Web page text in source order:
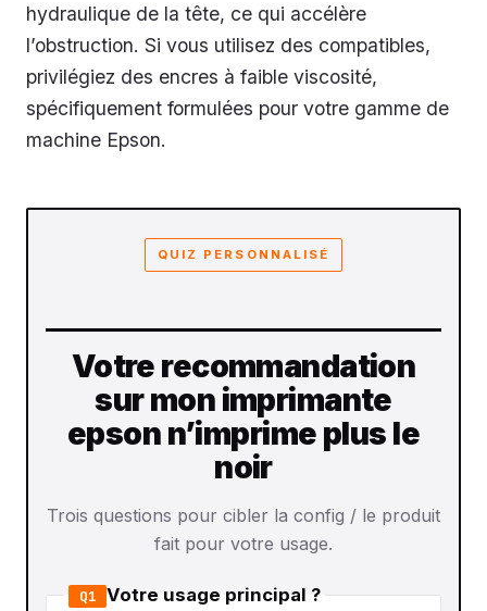
hydraulique de la tête, ce qui accélère
l’obstruction. Si vous utilisez des compatibles,
privilégiez des encres à faible viscosité,
spécifiquement formulées pour votre gamme de
machine Epson.
QUIZ PERSONNALISÉ
Votre recommandation
sur mon imprimante
epson n’imprime plus le
noir
Trois questions pour cibler la config / le produit
fait pour votre usage.
Q1 Votre usage principal ?